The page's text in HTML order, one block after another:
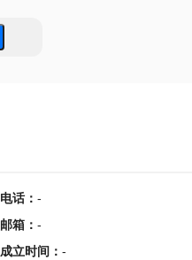
电话： -
邮箱 ： -
成立时间 ： -